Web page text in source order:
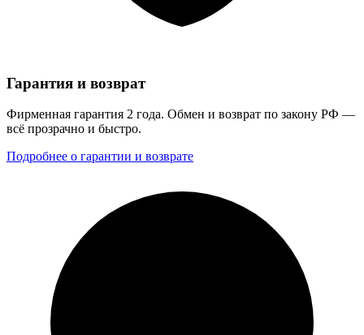
Гарантия и возврат
Фирменная гарантия 2 года. Обмен и возврат по закону РФ —
всё прозрачно и быстро.
Подробнее о гарантии и возврате